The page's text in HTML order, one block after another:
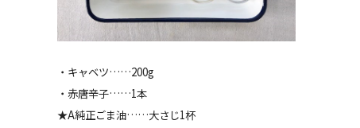
・キャベツ……200g
・赤唐辛子……1本
★A純正ごま油……大さじ1杯